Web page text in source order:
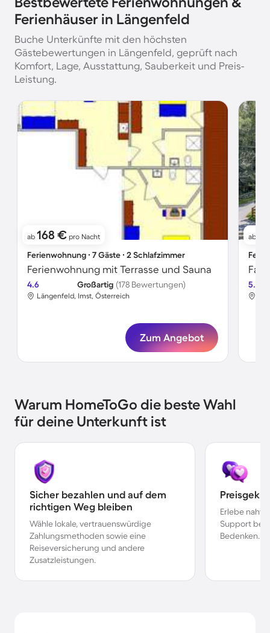
Ferienhäuser in Längenfeld
Buche Unterkünfte mit den höchsten
Gästebewertungen in Längenfeld, geprüft nach
Komfort, Lage, Ausstattung, Sauberkeit und Preis-
Leistung.
ab 168 € pro Nacht
Ferienwohnung ∙ 7 Gäste ∙ 2 Schlafzimmer
Ferienwohnung mit Terrasse und Sauna
4.6 Großartig (178 Bewertungen)
Längenfeld, Imst, Österreich
Zum Angebot
ab
5.0
Warum HomeToGo die beste Wahl
für deine Unterkunft ist
Sicher bezahlen und auf dem
richtigen Weg bleiben
Wähle lokale, vertrauenswürdige
Zahlungsmethoden sowie eine
Reiseversicherung und andere
Zusatzleistungen.
Erlebe
Support bei
Bedenken.